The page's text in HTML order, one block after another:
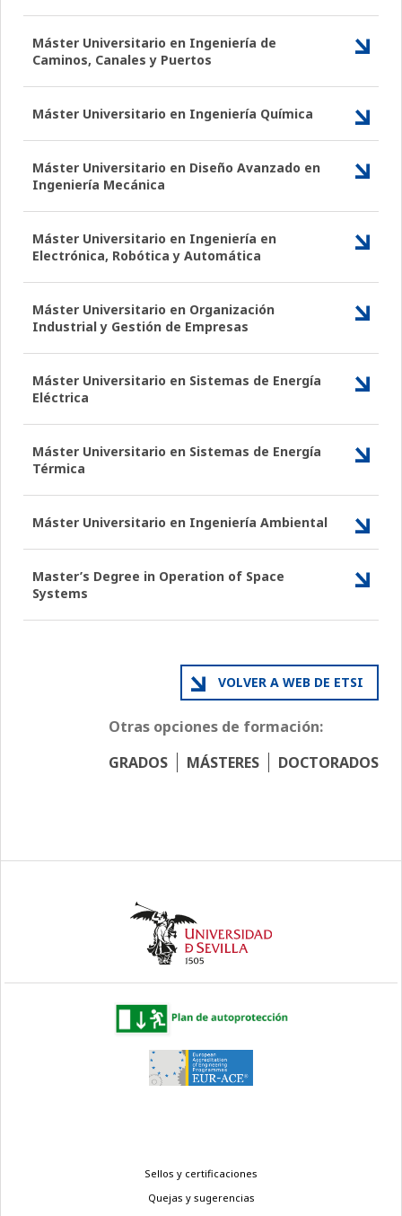
Máster Universitario en Ingeniería de
Caminos, Canales y Puertos
Máster Universitario en Ingeniería Química
Máster Universitario en Diseño Avanzado en
Ingeniería Mecánica
Máster Universitario en Ingeniería en
Electrónica, Robótica y Automática
Máster Universitario en Organización
Industrial y Gestión de Empresas
Máster Universitario en Sistemas de Energía
Eléctrica
Máster Universitario en Sistemas de Energía
Térmica
Máster Universitario en Ingeniería Ambiental
Master’s Degree in Operation of Space
Systems
VOLVER A WEB DE ETSI
Otras opciones de formación:
GRADOS
MÁSTERES DOCTORADOS
Sellos y certificaciones
Quejas y sugerencias